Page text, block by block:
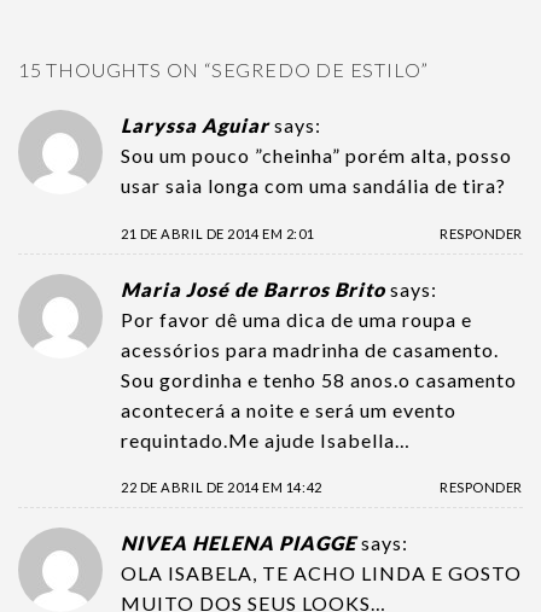
15 THOUGHTS ON “SEGREDO DE ESTILO”
Laryssa Aguiar says:
Sou um pouco ”cheinha” porém alta, posso
usar saia longa com uma sandália de tira?
21 DE ABRIL DE 2014 EM 2:01 RESPONDER
Maria José de Barros Brito says:
Por favor dê uma dica de uma roupa e
acessórios para madrinha de casamento.
Sou gordinha e tenho 58 anos.o casamento
acontecerá a noite e será um evento
requintado.Me ajude Isabella…
22 DE ABRIL DE 2014 EM 14:42 RESPONDER
NIVEA HELENA PIAGGE says:
OLA ISABELA, TE ACHO LINDA E GOSTO
MUITO DOS SEUS LOOKS…